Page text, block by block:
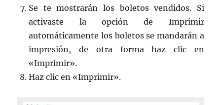
Se te mostrarán los boletos vendidos. Si
activaste la opción de Imprimir
automáticamente los boletos se mandarán a
impresión, de otra forma haz clic en
«Imprimir».
Haz clic en «Imprimir».